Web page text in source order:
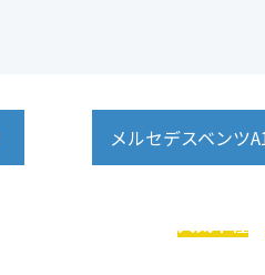
メルセデスベンツ